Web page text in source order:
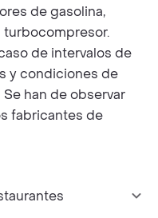
de gasolina,
de intervalos de
y condiciones de
han de observar
fabricantes de